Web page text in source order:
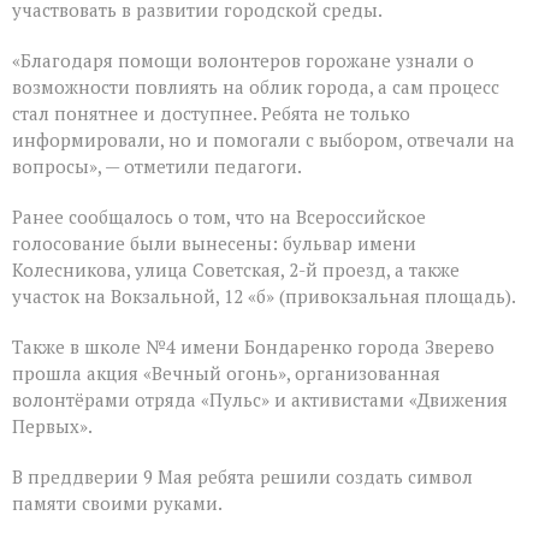
участвовать в развитии городской среды.
«Благодаря помощи волонтеров горожане узнали о
возможности повлиять на облик города, а сам процесс
стал понятнее и доступнее. Ребята не только
информировали, но и помогали с выбором, отвечали на
вопросы», — отметили педагоги.
Ранее сообщалось о том, что на Всероссийское
голосование были вынесены: бульвар имени
Колесникова, улица Советская, 2-й проезд, а также
участок на Вокзальной, 12 «б» (привокзальная площадь).
Также в школе №4 имени Бондаренко города Зверево
прошла акция «Вечный огонь», организованная
волонтёрами отряда «Пульс» и активистами «Движения
Первых».
В преддверии 9 Мая ребята решили создать символ
памяти своими руками.